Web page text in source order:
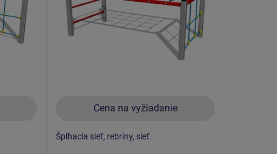
Cena na vyžiadanie
Šplhacia sieť, rebriny, sieť.